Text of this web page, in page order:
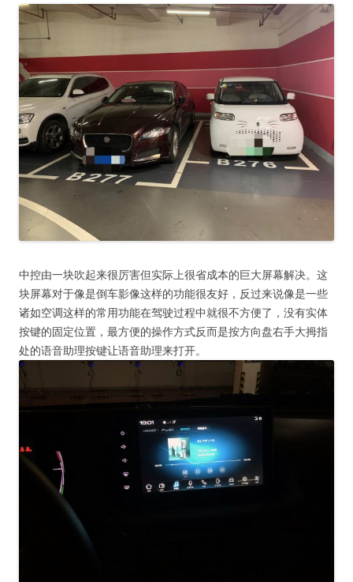
中控由一块吹起来很厉害但实际上很省成本的巨大屏幕解决。这
块屏幕对于像是倒车影像这样的功能很友好，反过来说像是一些
诸如空调这样的常用功能在驾驶过程中就很不方便了，没有实体
按键的固定位置，最方便的操作方式反而是按方向盘右手大拇指
处的语音助理按键让语音助理来打开。